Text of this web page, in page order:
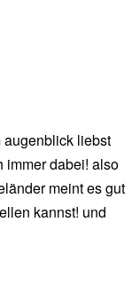
augenblick liebst
immer dabei! also
meint es gut
kannst! und